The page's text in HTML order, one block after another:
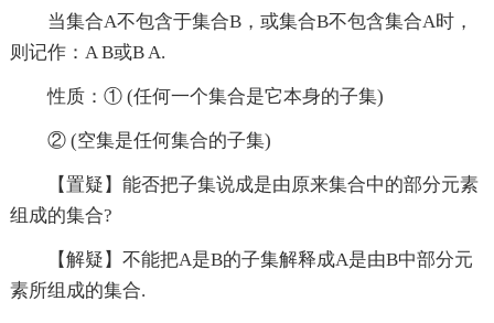
当集合A不包含于集合B，或集合B不包含集合A时，
则记作：A B或B A.
性质：① (任何一个集合是它本身的子集)
② (空集是任何集合的子集)
【置疑】能否把子集说成是由原来集合中的部分元素
组成的集合?
【解疑】不能把A是B的子集解释成A是由B中部分元
素所组成的集合.